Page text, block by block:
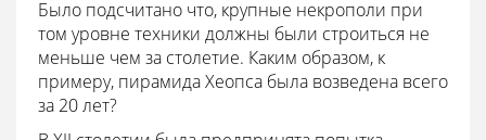
Было подсчитано что, крупные некрополи при
том уровне техники должны были строиться не
меньше чем за столетие. Каким образом, к
примеру, пирамида Хеопса была возведена всего
за 20 лет?